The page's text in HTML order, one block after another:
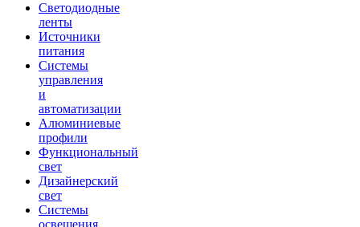
Светодиодные
ленты
Источники
питания
Системы
управления
и
автоматизации
Алюминиевые
профили
Функциональный
свет
Дизайнерский
свет
Системы
освещения